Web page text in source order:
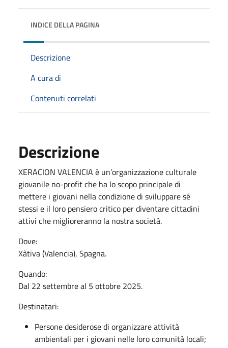
INDICE DELLA PAGINA
Descrizione
A cura di
Contenuti correlati
Descrizione
XERACION VALENCIA è un’organizzazione culturale
giovanile no-profit che ha lo scopo principale di
mettere i giovani nella condizione di sviluppare sé
stessi e il loro pensiero critico per diventare cittadini
attivi che miglioreranno la nostra società.
Dove:
Xàtiva (Valencia), Spagna.
Quando:
Dal 22 settembre al 5 ottobre 2025.
Destinatari:
Persone desiderose di organizzare attività
ambientali per i giovani nelle loro comunità locali;